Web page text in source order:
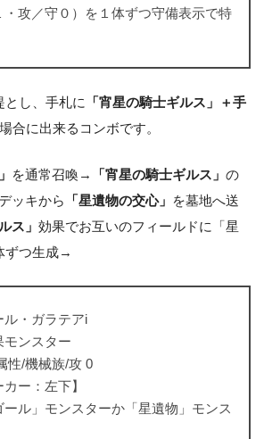
・攻／守０）を１体ずつ守備表示で特
とし、手札に
「宵星の騎士ギルス」＋手
合に出来るコンボです。
を通常召喚→ 「宵星の騎士ギルス」 の
ッキから
「星遺物の交心」 を墓地へ送
ス」 効果でお互いのフィールドに「星
ずつ生成→
ル・ガラテアi
モンスター
性/機械族/攻 0
カー：左下】
ール」モンスターか「星遺物」モンス